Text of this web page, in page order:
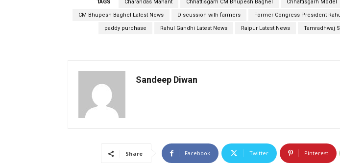
TAGS Charandas Mahant Chhattisgarh CM Bhupesh Baghel Chhattisgarh Model
CM Bhupesh Baghel Latest News Discussion with farmers Former Congress President
paddy purchase Rahul Gandhi Latest News Raipur Latest News Tamradhwaj
Sandeep Diwan
Share Facebook Twitter Pinterest